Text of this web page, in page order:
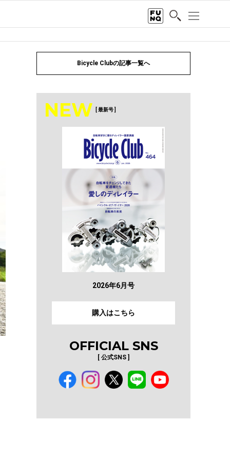
Bicycle Clubの記事一覧へ
NEW [ 最新号 ]
2026年6月号
購入はこちら
OFFICIAL SNS
[ 公式SNS ]